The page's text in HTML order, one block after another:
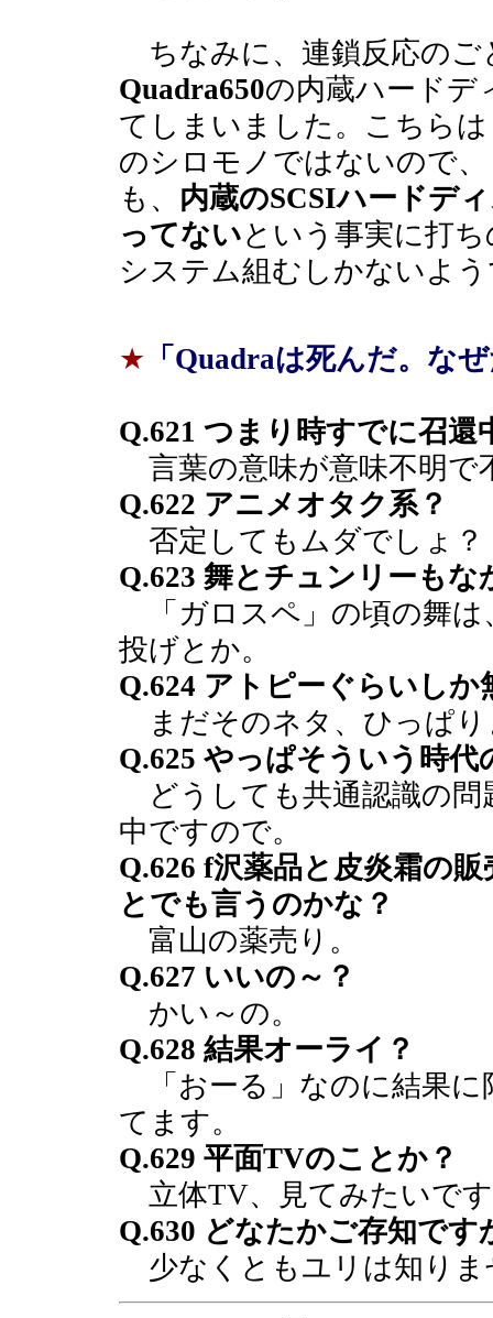
ちなみに、連鎖反応のご
Quadra650の内蔵ハードデ
てしまいました。こちら
のシロモノではないので
も、 内蔵のSCSIハードデ
ってないという事実に打
システム組むしかないよ
★ 「Quadraは死んだ。な
Q.621 つまり時すでに召還
言葉の意味が意味不明で
Q.622 アニメオタク系？
否定してもムダでしょ？
Q.623 舞とチュンリーもな
「ガロスペ」の頃の舞は
投げとか。
Q.624 アトピーぐらいし
まだそのネタ、ひっぱり
Q.625 やっぱそういう時代
どうしても共通認識の問
中ですので。
Q.626 f沢薬品と皮炎霜の
とでも言うのかな？
富山の薬売り。
Q.627 いいの～？
かい～の。
Q.628 結果オーライ？
「おーる」なのに結果に
てます。
Q.629 平面TVのことか？
立体TV、見てみたいで
Q.630 どなたかご存知です
少なくともユリは知りま